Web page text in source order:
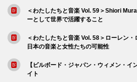
＜わたしたちと音楽 Vol. 59＞Shiori
ーとして世界で活躍すること
＜わたしたちと音楽 Vol. 58＞ローレン・
日本の音楽と女性たちの可能性
【ビルボード・ジャパン・ウィメン・イ
イト